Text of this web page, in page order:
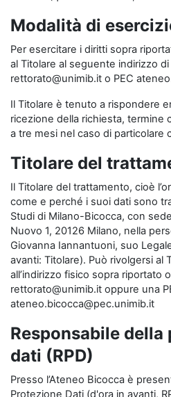
Modalità di
Per esercitare i diritti sopra
al Titolare al seguente indirizzo
rettorato@unimib.it o PEC
Il Titolare è tenuto a rispondere
ricezione della richiesta, termine
a tre mesi nel caso di particolare
Titolare del
Il Titolare del trattamento, cioè
come e perché i suoi dati sono
Studi di Milano-Bicocca, con
Nuovo 1, 20126 Milano, nella
Giovanna Iannantuoni, suo
avanti: Titolare). Può rivolgersi al
all’indirizzo fisico sopra riportato
rettorato@unimib.it oppure una
ateneo.bicocca@pec.unimib.it
Responsabile della
dati (RPD)
Presso l’Ateneo Bicocca è
Protezione Dati (d'ora in avanti,